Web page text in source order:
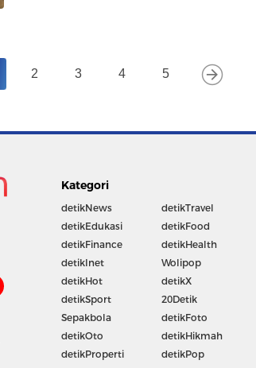
2 3 4 5
Kategori
detikNews
detikEdukasi
detikFinance
detikInet
detikHot
detikSport
Sepakbola
detikOto
detikProperti
detikTravel
detikFood
detikHealth
Wolipop
detikX
20Detik
detikFoto
detikHikmah
detikPop